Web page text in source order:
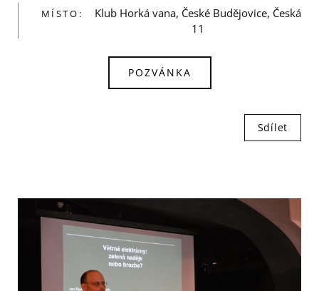
MÍSTO:
Klub Horká vana, České Budějovice, Česká
11
POZVÁNKA
Sdílet